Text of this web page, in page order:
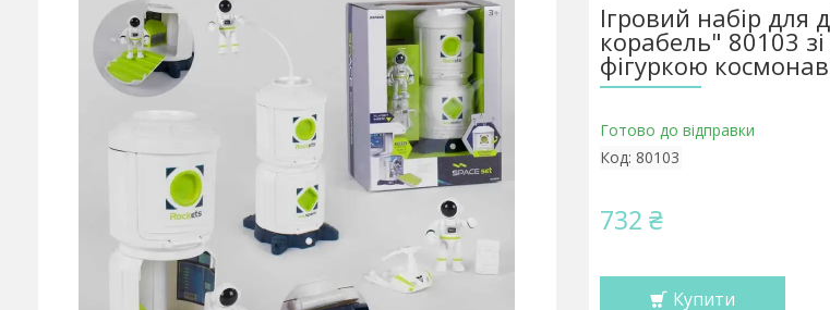
Ігровий набір для
корабель" 80103
фігуркою
Готово до відправки
Код: 80103
732 ₴
Купити